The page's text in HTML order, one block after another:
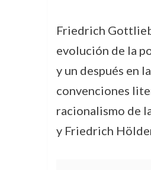
Friedrich
evolución de la
y un después en
convenciones
racionalismo de
y Friedrich